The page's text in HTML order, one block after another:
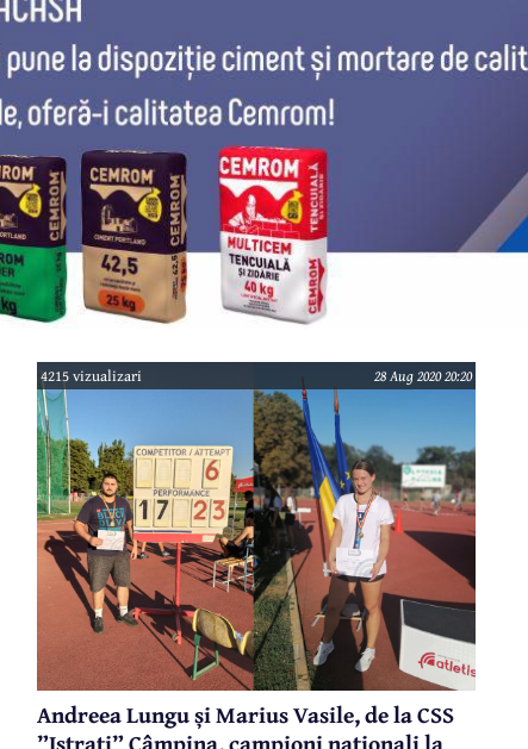
4215 vizualizari 28 Aug 2020 20:20
Andreea Lungu și Marius Vasile, de la CSS